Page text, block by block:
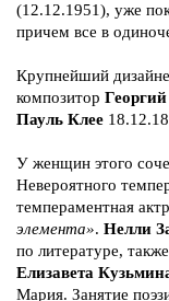
(12.12.1951), уже
причем все в
Крупнейший
композитор
Пауль Клее
У женщин этого
Невероятного
темпераментная
элемента». Нелли
по литературе,
Елизавета
Мария. Занятие